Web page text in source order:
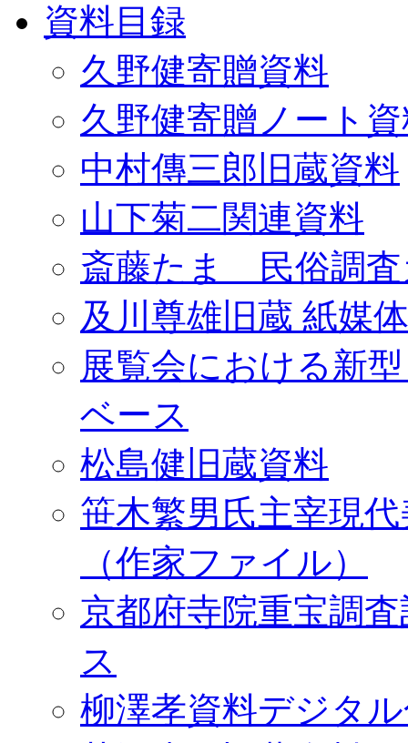
資料目録
久野健寄贈資料
久野健寄贈ノート
中村傳三郎旧蔵資料
山下菊二関連資料
斎藤たま 民俗調査
及川尊雄旧蔵 紙媒
展覧会における新
ベース
松島健旧蔵資料
笹木繁男氏主宰現
（作家ファイル）
京都府寺院重宝調
ス
柳澤孝資料デジタ